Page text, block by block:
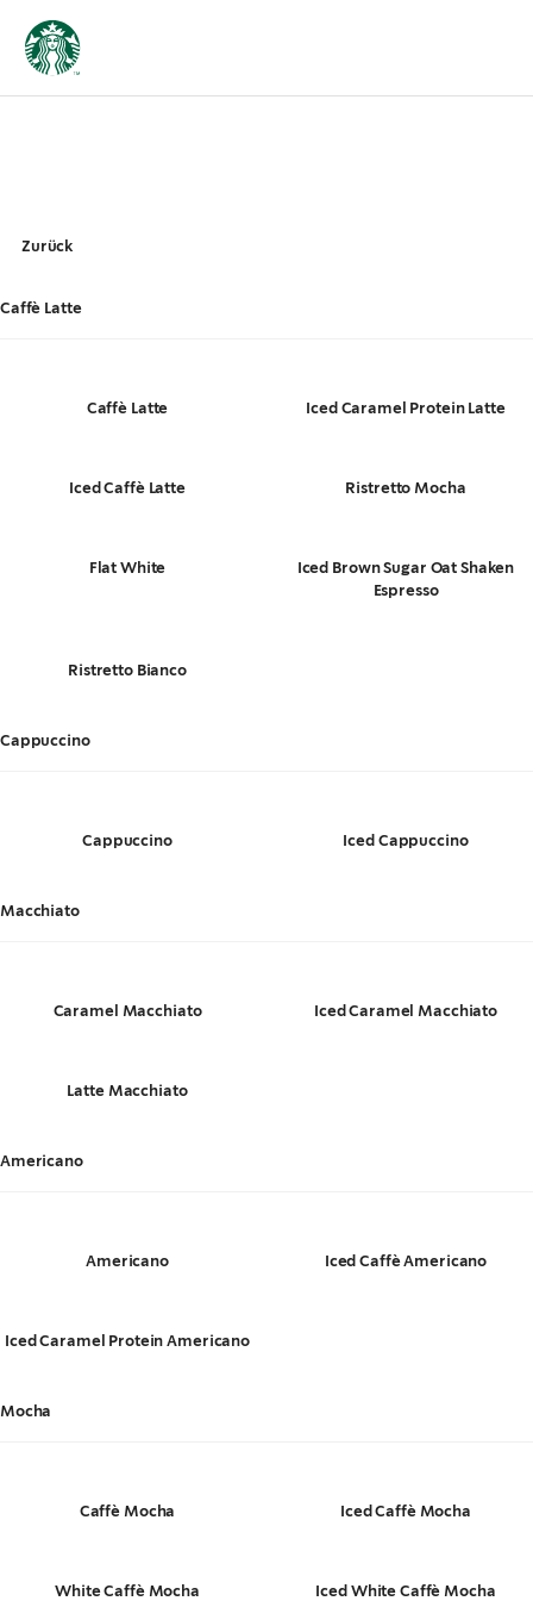
Zurück
Caffè Latte
Caffè Latte Iced Caramel Protein Latte
Iced Caffè Latte Ristretto Mocha
Flat White
Iced Brown Sugar Oat Shaken
Espresso
Ristretto Bianco
Cappuccino
Cappuccino Iced Cappuccino
Macchiato
Caramel Macchiato Iced Caramel Macchiato
Latte Macchiato
Americano
Americano Iced Caffè Americano
Iced Caramel Protein Americano
Mocha
Caffè Mocha Iced Caffè Mocha
White Caffè Mocha Iced White Caffè Mocha